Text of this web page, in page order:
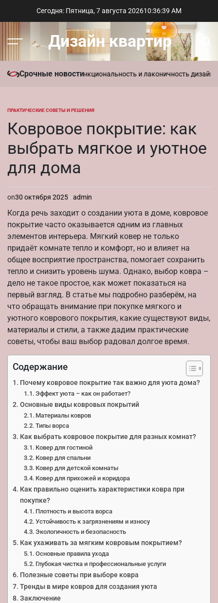
Сегодня: Пятница, 7 августа 202610:36:40 AM
Меню Дизайн квартир
Срочные новости
в интерьере: функциональность и лаконичность дизайна
ОПУБЛИКОВАНО
ПРАКТИЧЕСКИЕ СОВЕТЫ И РЕШЕНИЯ
Ковровое покрытие: как
выбрать мягкое и уютное
для дома
on30 октября 2025 admin
Когда речь заходит о создании уюта в доме, ковровое
покрытие часто оказывается одним из главных
элементов интерьера. Мягкий ковер не только
придаёт комнате тепло и комфорт, но и влияет на
общее восприятие пространства, помогает сохранить
тепло и снизить уровень шума. Однако, выбор ковра –
дело не такое простое, как может показаться на
первый взгляд. В статье мы подробно разберём, на
что обращать внимание при покупке мягкого и
уютного коврового покрытия, какие существуют виды,
материалы и стили, а также дадим практические
советы, чтобы ваш выбор радовал долгое время.
Содержание
Почему ковровое покрытие так важно для уюта дома?
Эффект уюта – как он работает?
Основные виды ковровых покрытий
Материалы ковров
Типы ворса
Как выбрать ковровое покрытие для разных комнат?
Ковер для гостиной
Ковер для спальни
Ковер для детской комнаты
Ковер для прихожей и коридора
Как правильно оценить характеристики ковра при
покупке?
Плотность и высота ворса
Устойчивость к загрязнениям и износу
Экологичность и безопасность
Как ухаживать за мягким ковровым покрытием?
Основные правила ухода
Глубокая чистка и профессиональные услуги
Полезные советы при выборе ковра
Тренды в мире ковров для создания уюта
Заключение